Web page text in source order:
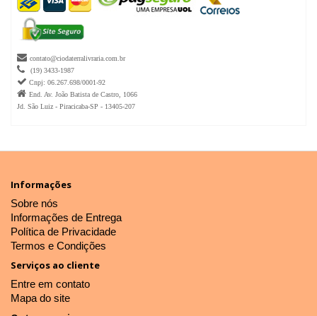
 contato@ciodaterralivraria.com.br
 (19) 3433-1987
 Cnpj: 06.267.698/0001-92
 End. Av. João Batista de Castro, 1066
Jd. São Luiz - Piracicaba-SP - 13405-207
Informações
Sobre nós
Informações de Entrega
Política de Privacidade
Termos e Condições
Serviços ao cliente
Entre em contato
Mapa do site